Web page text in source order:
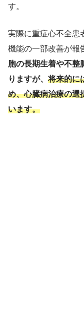
す。
実際に重症心不全患
機能の一部改善が報
胞の長期生着や不整
りますが、将来的に
め、心臓病治療の選
います。